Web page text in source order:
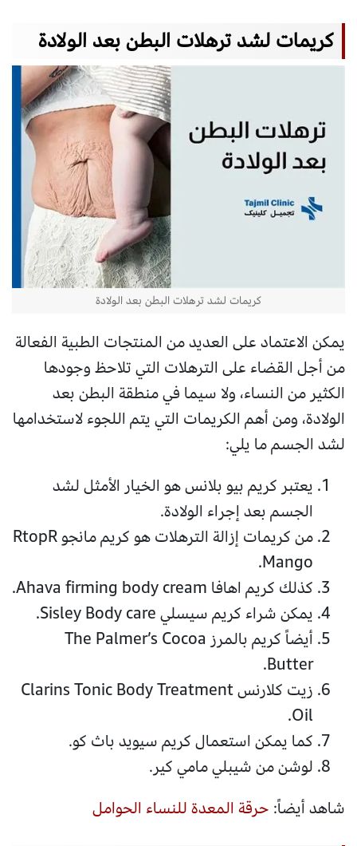
كريمات لشد ترهلات البطن بعد الولادة
كريمات لشد ترهلات البطن بعد الولادة
يمكن الاعتماد على العديد من المنتجات الطبية الفعالة
من أجل القضاء على الترهلات التي تلاحظ وجودها
الكثير من النساء، ولا سيما في منطقة البطن بعد
الولادة، ومن أهم الكريمات التي يتم اللجوء لاستخدامها
لشد الجسم ما يلي:
يعتبر كريم بيو بلانس هو الخيار الأمثل لشد
الجسم بعد إجراء الولادة.
من كريمات إزالة الترهلات هو كريم مانجو RtopR
Mango.
كذلك كريم اهافا Ahava firming body cream.
يمكن شراء كريم سيسلي Sisley Body care.
أيضاً كريم بالمرز The Palmer’s Cocoa
Butter.
زيت كلارنس Clarins Tonic Body Treatment
Oil.
كما يمكن استعمال كريم سيويد باث كو.
لوشن من شيبلي مامي كير.
شاهد أيضاً: حرقة المعدة للنساء الحوامل